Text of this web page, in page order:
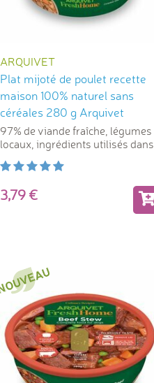
ARQUIVET
Plat mijoté de poulet recette
maison 100% naturel sans
céréales 280 g Arquivet
97% de viande fraîche, légumes
locaux, ingrédients utilisés dans
3,79